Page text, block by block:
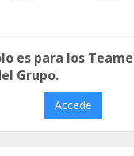
es para los
Grupo.
Accede